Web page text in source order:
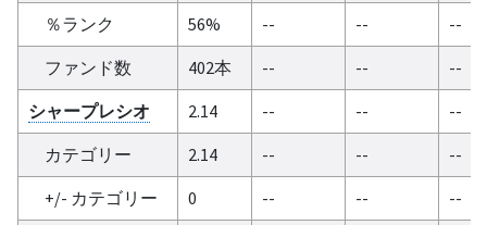
％ランク 56% -- --
--
ファンド数
402本 -- --
--
シャープレシオ
2.14 -- --
--
カテゴリー
2.14 -- --
--
+/- カテゴリー
0 -- --
--